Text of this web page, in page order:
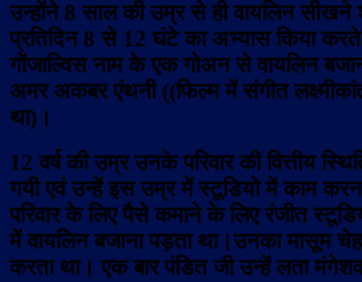
उन्होंने 8 साल की उम्र से ही वायलिन
प्रतिदिन 8 से 12 घंटे का अभ्यास किया
गोंजाल्विस नाम के एक गोअन से वायलिन
अमर अकबर एंथनी ((फिल्म में संगीत
था)।
12 वर्ष की उम्र उनके परिवार की वित्तीय
गयी एवं उन्हें इस उम्र में स्टूडियो में काम
परिवार के लिए पैसे कमाने के लिए रंजीत
में वायलिन बजाना पड़ता था।उनका मासूम
करता था। एक बार पंडित जी उन्हें लता